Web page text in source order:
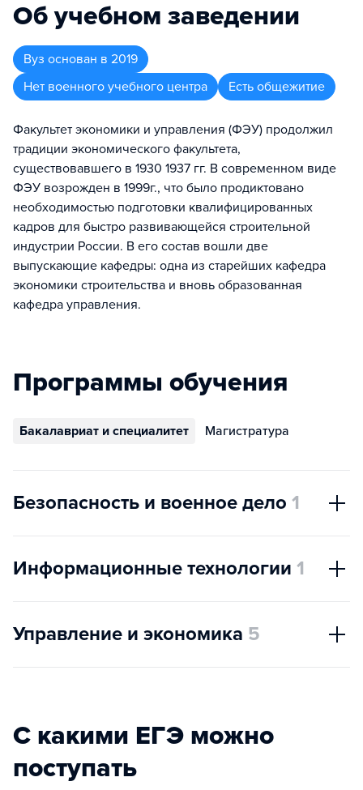
Об учебном заведении
Вуз основан в 2019
Нет военного учебного центра
Есть общежитие
Факультет экономики и управления (ФЭУ) продолжил
традиции экономического факультета,
существовавшего в 1930 1937 гг. В современном виде
ФЭУ возрожден в 1999г., что было продиктовано
необходимостью подготовки квалифицированных
кадров для быстро развивающейся строительной
индустрии России. В его состав вошли две
выпускающие кафедры: одна из старейших кафедра
экономики строительства и вновь образованная
кафедра управления.
Программы обучения
Бакалавриат и специалитет Магистратура
Безопасность и военное дело 1
Информационные технологии 1
Управление и экономика 5
С какими ЕГЭ можно
поступать